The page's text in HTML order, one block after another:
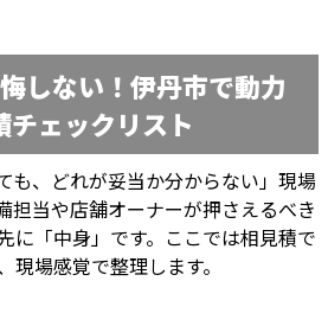
しない！伊丹市で動力
ェックリスト
も、どれが妥当か分からない」現場
担当や店舗オーナーが押さえるべき
に「中身」です。ここでは相見積で
場感覚で整理します。